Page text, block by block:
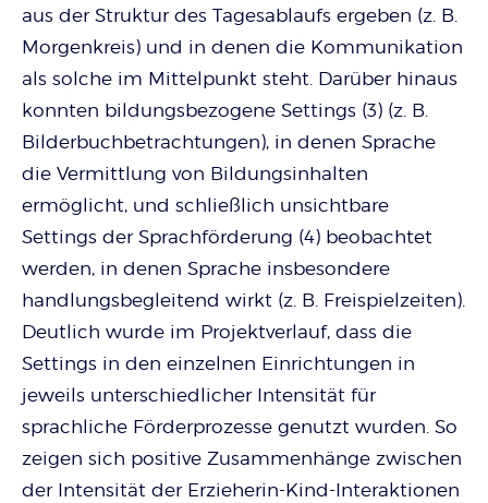
aus der Struktur des Tagesablaufs ergeben (z. B.
Morgenkreis) und in denen die Kommunikation
als solche im Mittelpunkt steht. Darüber hinaus
konnten bildungsbezogene Settings (3) (z. B.
Bilderbuchbetrachtungen), in denen Sprache
die Vermittlung von Bildungsinhalten
ermöglicht, und schließlich unsichtbare
Settings der Sprachförderung (4) beobachtet
werden, in denen Sprache insbesondere
handlungsbegleitend wirkt (z. B. Freispielzeiten).
Deutlich wurde im Projektverlauf, dass die
Settings in den einzelnen Einrichtungen in
jeweils unterschiedlicher Intensität für
sprachliche Förderprozesse genutzt wurden. So
zeigen sich positive Zusammenhänge zwischen
der Intensität der Erzieherin-Kind-Interaktionen